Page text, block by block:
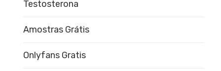
Testosterona
Amostras Grátis
Onlyfans Gratis